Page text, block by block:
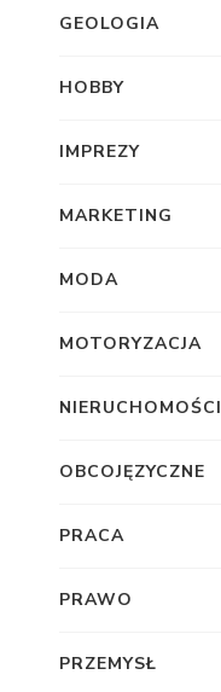
GEOLOGIA
HOBBY
IMPREZY
MARKETING
MODA
MOTORYZACJA
NIERUCHOMOŚCI
OBCOJĘZYCZNE
PRACA
PRAWO
PRZEMYSŁ